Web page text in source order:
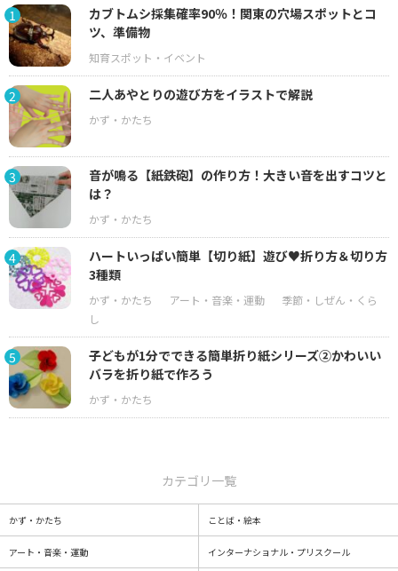
1
カブトムシ採集確率90％！関東の穴場スポットとコ
ツ、準備物
2 二人あやとりの遊び方をイラストで解説
3
音が鳴る【紙鉄砲】の作り方！大きい音を出すコツと
は？
4
ハートいっぱい簡単【切り紙】遊び♥折り方＆切り方
3種類
5
子どもが1分でできる簡単折り紙シリーズ②かわいい
バラを折り紙で作ろう
カテゴリ一覧
かず・かたち ことば・絵本
アート・音楽・運動 インターナショナル・プリスクール